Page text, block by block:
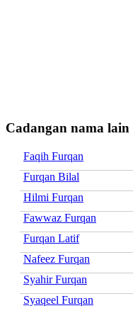
Cadangan nama
Faqih Furqan
Furqan Bilal
Hilmi Furqan
Fawwaz Furqan
Furqan Latif
Nafeez Furqan
Syahir Furqan
Syaqeel Furqan